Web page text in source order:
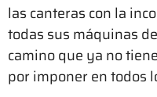
las canteras con la
todas sus máquinas
camino que ya no
por imponer en todos